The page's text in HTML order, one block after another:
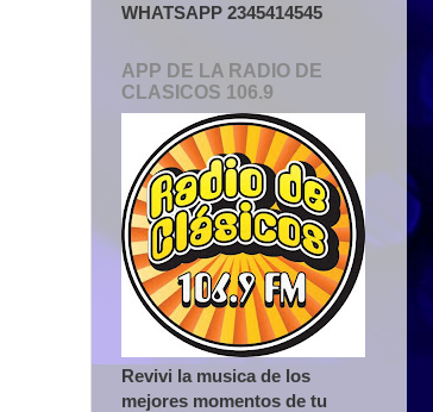
WHATSAPP 2345414545
APP DE LA RADIO DE
CLASICOS 106.9
Revivi la musica de los
mejores momentos de tu